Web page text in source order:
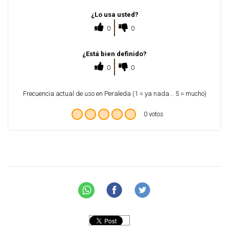
¿Lo usa usted?
0
0
¿Está bien definido?
0
0
Frecuencia actual de uso en Peraleda (1 = ya nada... 5 = mucho)
0 votos